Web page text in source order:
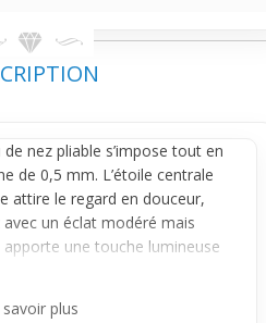
de nez pliable s’impose tout en
de 0,5 mm. L’étoile centrale
attire le regard en douceur,
un éclat modéré mais
une touche lumineuse
savoir plus